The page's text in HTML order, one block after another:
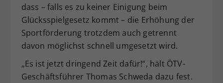
dass – falls es zu keiner Einigung beim
Glücksspielgesetz kommt – die Erhöhung der
Sportförderung trotzdem auch getrennt
davon möglichst schnell umgesetzt wird.
„Es ist jetzt dringend Zeit dafür!“, hält ÖTV-
Geschäftsführer Thomas Schweda dazu fest.